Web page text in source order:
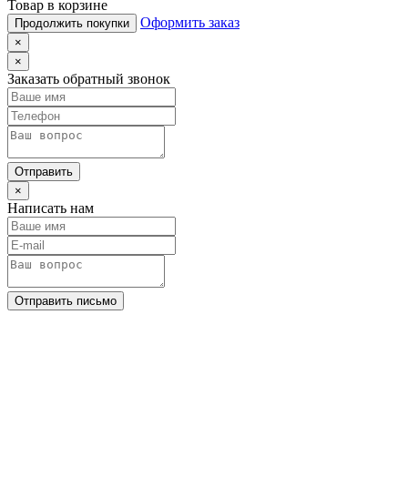
Товар в корзине
Продолжить покупки Оформить заказ
×
×
Заказать обратный звонок
Отправить
×
Написать нам
Отправить письмо